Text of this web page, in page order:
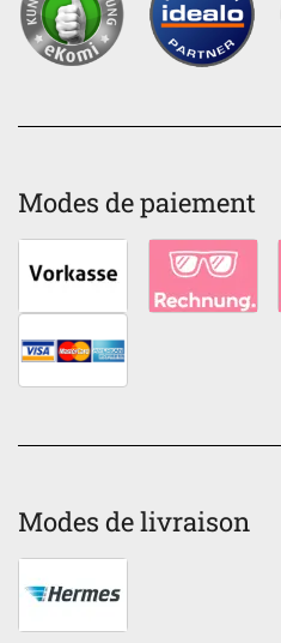
Modes de paiement
Modes de livraison